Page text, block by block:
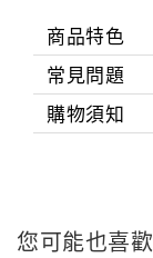
商品特色
常見問題
購物須知
您可能也喜歡